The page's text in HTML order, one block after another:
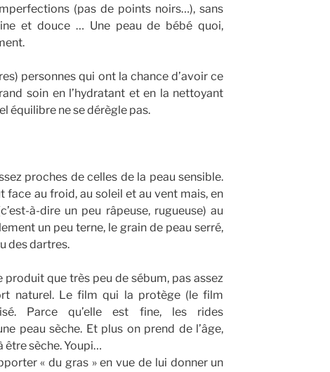
(pas de points noirs…), sans
et douce … Une peau de bébé quoi,
personnes qui ont la chance d’avoir ce
soin en l’hydratant et en la nettoyant
équilibre ne se dérègle pas.
proches de celles de la peau sensible.
face au froid, au soleil et au vent mais, en
à-dire un peu râpeuse, rugueuse) au
un peu terne, le grain de peau serré,
des dartres.
produit que très peu de sébum, pas assez
naturel. Le film qui la protège (le film
Parce qu’elle est fine, les rides
peau sèche. Et plus on prend de l’âge,
être sèche. Youpi…
« du gras » en vue de lui donner un